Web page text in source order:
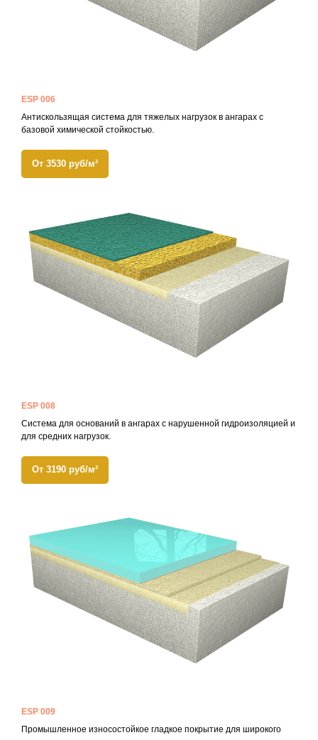
ESP 006
Антискользящая система для тяжелых нагрузок в ангарах с
базовой химической стойкостью.
От 3530 руб/м²
ESP 008
Система для оснований в ангарах с нарушенной гидроизоляцией и
для средних нагрузок.
От 3190 руб/м²
ESP 009
Промышленное износостойкое гладкое покрытие для широкого